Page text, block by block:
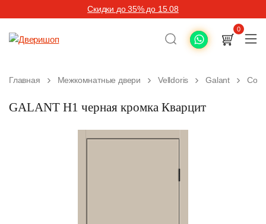
Скидки до 35% до 15.08
0
Главная Межкомнатные двери Velldoris Galant
GALANT H1 черная кромка Кварцит